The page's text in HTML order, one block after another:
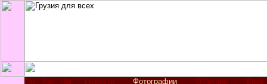
Новости Фотографии О Грузии Виза